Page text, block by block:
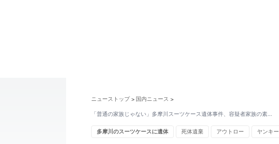
ニューストップ > 国内ニュース >
「普通の家族じゃない」多摩川スーツケース遺体事件、容疑者家族の素…
多摩川のスーツケースに遺体 死体遺棄 アウトロー ヤンキー